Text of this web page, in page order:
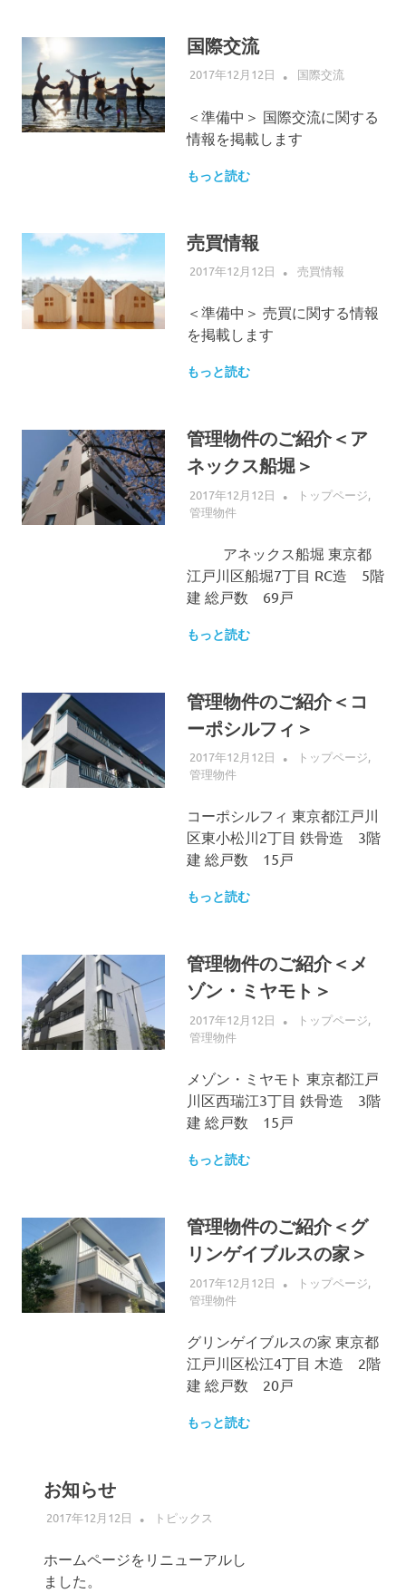
国際交流
2017年12月12日 ALLFLOW
国際交流
＜準備中＞ 国際交流に関する
情報を掲載します
もっと読む
売買情報
2017年12月12日 ALLFLOW
売買情報
＜準備中＞ 売買に関する情報
を掲載します
もっと読む
管理物件のご紹介＜ア
ネックス船堀＞
2017年12月12日 ALLFLOW
トップページ,
管理物件
アネックス船堀 東京都
江戸川区船堀7丁目 RC造 5階
建 総戸数 69戸
もっと読む
管理物件のご紹介＜コ
ーポシルフィ＞
2017年12月12日 ALLFLOW
トップページ,
管理物件
コーポシルフィ 東京都江戸川
区東小松川2丁目 鉄骨造 3階
建 総戸数 15戸
もっと読む
管理物件のご紹介＜メ
ゾン・ミヤモト＞
2017年12月12日 ALLFLOW
トップページ,
管理物件
メゾン・ミヤモト 東京都江戸
川区西瑞江3丁目 鉄骨造 3階
建 総戸数 15戸
もっと読む
管理物件のご紹介＜グ
リンゲイブルスの家＞
2017年12月12日 ALLFLOW
トップページ,
管理物件
グリンゲイブルスの家 東京都
江戸川区松江4丁目 木造 2階
建 総戸数 20戸
もっと読む
お知らせ
2017年12月12日 ALLFLOW
トピックス
ホームページをリニューアルし
ました。